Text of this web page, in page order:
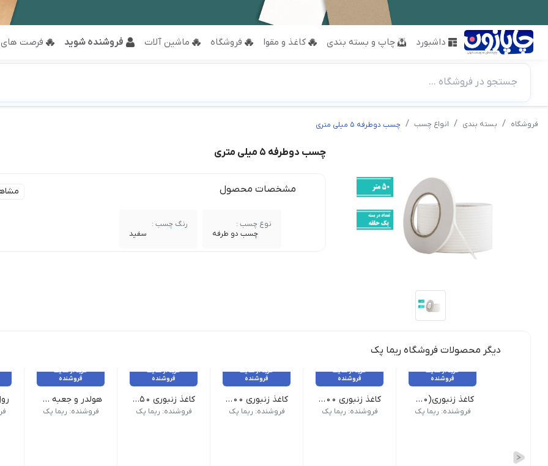
داشبورد چاپ و بسته بندی کاغذ و مقوا فروشگاه ماشین آلات فروشنده شوید فرصت
جستجو در فروشگاه ...
فروشگاه بسته بندی انواع چسب چسب دوطرفه ۵ میلی متری
چسب دوطرفه ۵ میلی متری
مشخصات محصول
نوع چسب :
چسب دو طرفه
رنگ چسب :
سفید
دیگر محصولات فروشگاه ریما پک
خرید از سایت
فروشنده
کاغذ زنبوری(۵۰۰ متری)
فروشنده: ریما پک
خرید از سایت
فروشنده
کاغذ زنبوری ۴۰۰ متری
فروشنده: ریما پک
خرید از سایت
فروشنده
کاغذ زنبوری ۳۰۰ متری
فروشنده: ریما پک
خرید از سایت
فروشنده
کاغذ زنبوری 50 متری متردار
جنس: کرافت خارجی نوع ساختار: زنبوری (شش‌ضلعی) رنگ: قهوه‌ای عرض: ۵۰ سانتی‌متر
فروشنده: ریما پک
خرید از سایت
فروشنده
هولدر و جعبه دوتایی لیوان بسته 200 عددی - عرض ۱۰ - طول ۱۷/۵ - ارتفاع ۲۰
فروشنده: ریما پک